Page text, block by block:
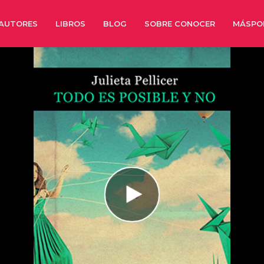
LIBROS BLOG SOBRE CONOCER